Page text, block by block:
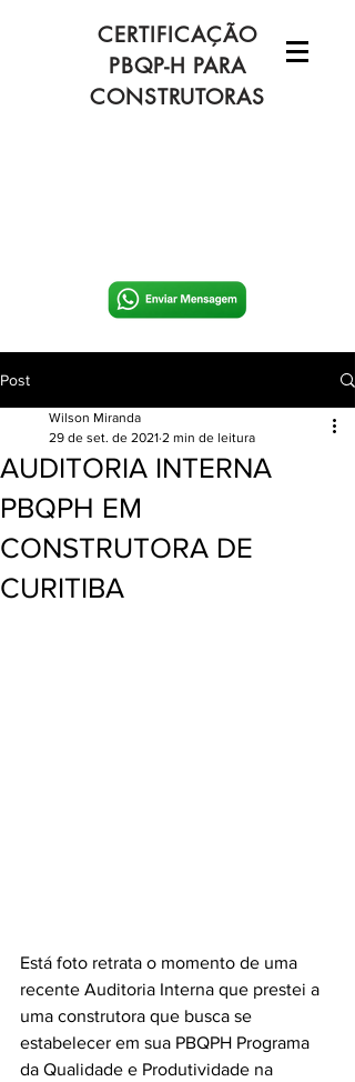
CERTIFICAÇÃO
PBQP-H PARA
CONSTRUTORAS
Post
AUDITORIA INTERNA
PBQPH EM
CONSTRUTORA DE
CURITIBA
Wilson Miranda
29 de set. de 2021 2 min de leitura
Está foto retrata o momento de uma
recente Auditoria Interna que prestei a
uma construtora que busca se
estabelecer em sua PBQPH Programa
da Qualidade e Produtividade na